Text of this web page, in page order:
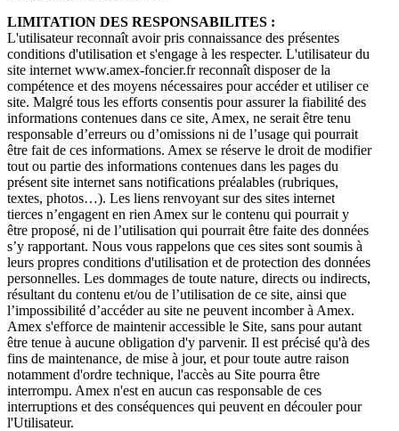
LIMITATION DES RESPONSABILITES :
L'utilisateur reconnaît avoir pris connaissance des présentes
conditions d'utilisation et s'engage à les respecter. L'utilisateur du
site internet www.amex-foncier.fr reconnaît disposer de la
compétence et des moyens nécessaires pour accéder et utiliser ce
site. Malgré tous les efforts consentis pour assurer la fiabilité des
informations contenues dans ce site, Amex, ne serait être tenu
responsable d’erreurs ou d’omissions ni de l’usage qui pourrait
être fait de ces informations. Amex se réserve le droit de modifier
tout ou partie des informations contenues dans les pages du
présent site internet sans notifications préalables (rubriques,
textes, photos…). Les liens renvoyant sur des sites internet
tierces n’engagent en rien Amex sur le contenu qui pourrait y
être proposé, ni de l’utilisation qui pourrait être faite des données
s’y rapportant. Nous vous rappelons que ces sites sont soumis à
leurs propres conditions d'utilisation et de protection des données
personnelles. Les dommages de toute nature, directs ou indirects,
résultant du contenu et/ou de l’utilisation de ce site, ainsi que
l’impossibilité d’accéder au site ne peuvent incomber à Amex.
Amex s'efforce de maintenir accessible le Site, sans pour autant
être tenue à aucune obligation d'y parvenir. Il est précisé qu'à des
fins de maintenance, de mise à jour, et pour toute autre raison
notamment d'ordre technique, l'accès au Site pourra être
interrompu. Amex n'est en aucun cas responsable de ces
interruptions et des conséquences qui peuvent en découler pour
l'Utilisateur.